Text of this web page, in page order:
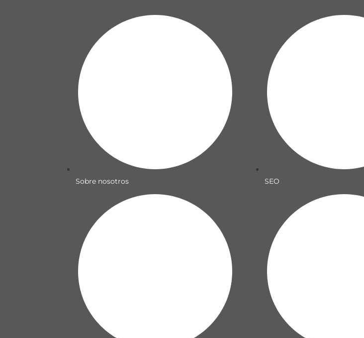
Sobre nosotros SEO